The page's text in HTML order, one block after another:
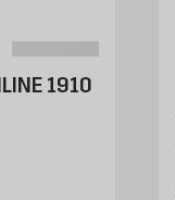
1910